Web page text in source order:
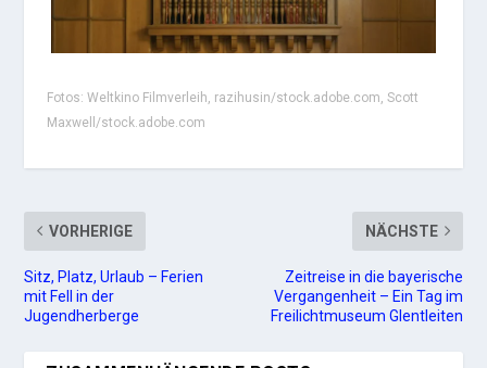
Fotos: Weltkino Filmverleih, razihusin/stock.adobe.com, Scott
Maxwell/stock.adobe.com
VORHERIGE
Sitz, Platz, Urlaub – Ferien
mit Fell in der
Jugendherberge
NÄCHSTE
Zeitreise in die bayerische
Vergangenheit – Ein Tag im
Freilichtmuseum Glentleiten